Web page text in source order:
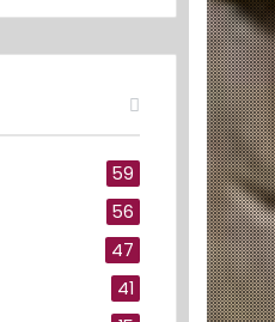
59
56
47
41